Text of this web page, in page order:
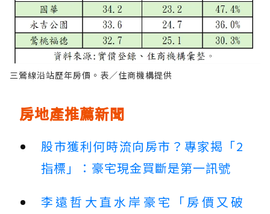
三鶯線沿站歷年房價。表／住商機構提供
房地產推薦新聞
股市獲利何時流向房市？專家揭「2
指標」：豪宅現金買斷是第一訊號
李遠哲大直水岸豪宅「房價又破